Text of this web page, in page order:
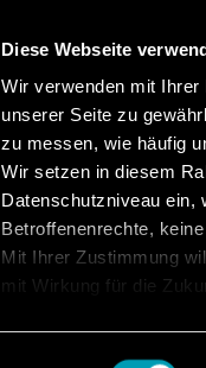
Diese Webseite
Wir verwenden mit
unserer Seite zu
zu messen, wie häufig
Wir setzen in diesem
Datenschutzniveau ein,
Betroffenenrechte,
Mit Ihrer Zustimmung
mit Wirkung für die
Einwilligungsauswahl